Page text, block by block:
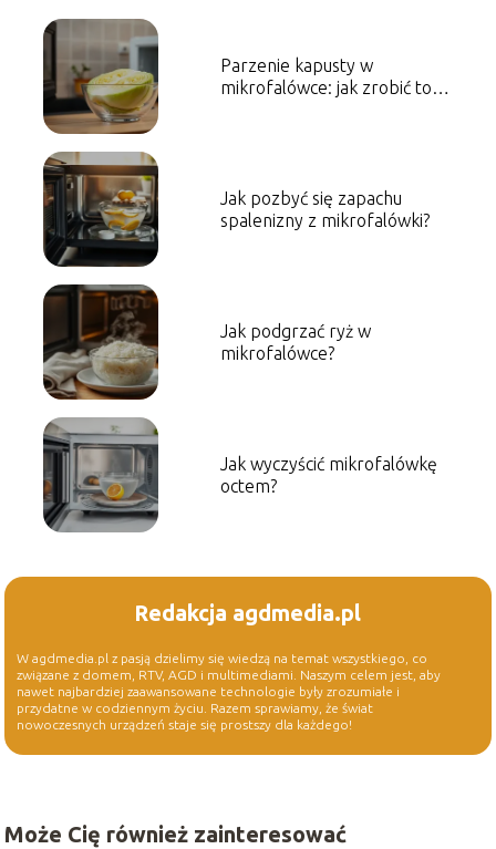
Parzenie kapusty w
mikrofalówce: jak zrobić to
Jak pozbyć się zapachu
spalenizny z mikrofalówki?
Jak podgrzać ryż w
mikrofalówce?
Jak wyczyścić mikrofalówkę
octem?
Redakcja agdmedia.pl
W agdmedia.pl z pasją dzielimy się wiedzą na temat wszystkiego, co
związane z domem, RTV, AGD i multimediami. Naszym celem jest, aby
nawet najbardziej zaawansowane technologie były zrozumiałe i
przydatne w codziennym życiu. Razem sprawiamy, że świat
nowoczesnych urządzeń staje się prostszy dla każdego!
Może Cię również zainteresować